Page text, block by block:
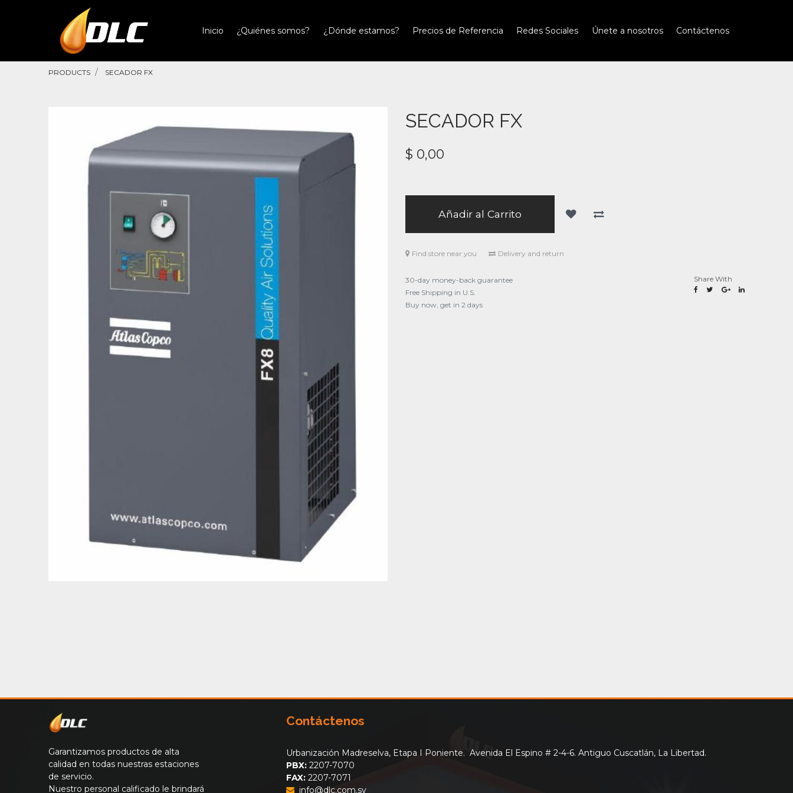
Inicio ¿Quiénes somos? ¿Dónde estamos? Precios de Referencia Redes Sociales Únete a nosotros Contáctenos
PRODUCTS SECADOR FX
SECADOR FX
$ 0,00
Añadir al Carrito
Find store near you Delivery and return
30-day money-back guarantee
Free Shipping in U.S.
Buy now, get in 2 days
Share With
Garantizamos productos de alta
calidad en todas nuestras estaciones
de servicio.
Nuestro personal calificado le brindará
Contáctenos
Urbanización Madreselva, Etapa I Poniente. Avenida El Espino # 2-4-6. Antiguo Cuscatlán, La Libertad.
PBX:2207-7070
FAX: 2207-7071
info@dlc.com.sv